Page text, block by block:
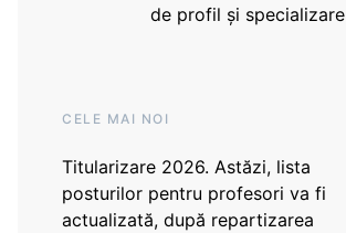
de profil și specializare
CELE MAI NOI
Titularizare 2026. Astăzi, lista
posturilor pentru profesori va fi
actualizată, după repartizarea